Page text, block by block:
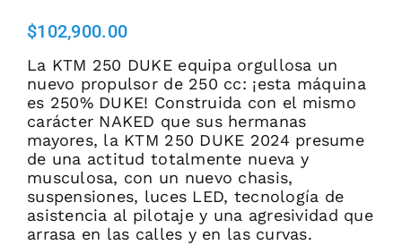
COTIZA AHORA
$102,900.00
La KTM 250 DUKE equipa orgullosa un
nuevo propulsor de 250 cc: ¡esta máquina
es 250% DUKE! Construida con el mismo
carácter NAKED que sus hermanas
mayores, la KTM 250 DUKE 2024 presume
de una actitud totalmente nueva y
musculosa, con un nuevo chasis,
suspensiones, luces LED, tecnología de
asistencia al pilotaje y una agresividad que
arrasa en las calles y en las curvas.